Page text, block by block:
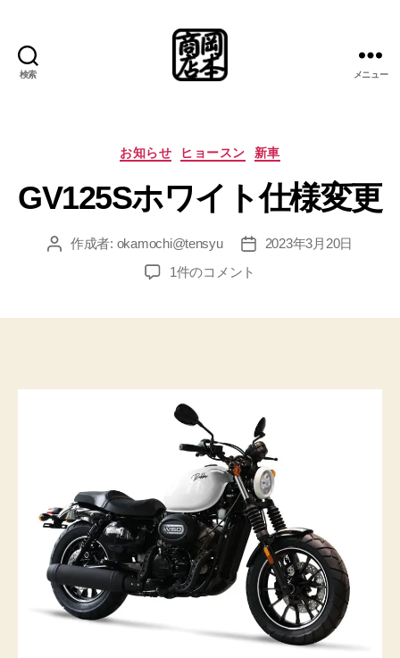
検索
店
合
案
所
メニュー
カ
ゴ
リ
お知らせ ヒョースン 新車
GV125Sホワイト仕様変更
投 作成者: okamochi@tensyu
投
稿
2023年3月20日
GV125S
様
変
へ
1件のコメント